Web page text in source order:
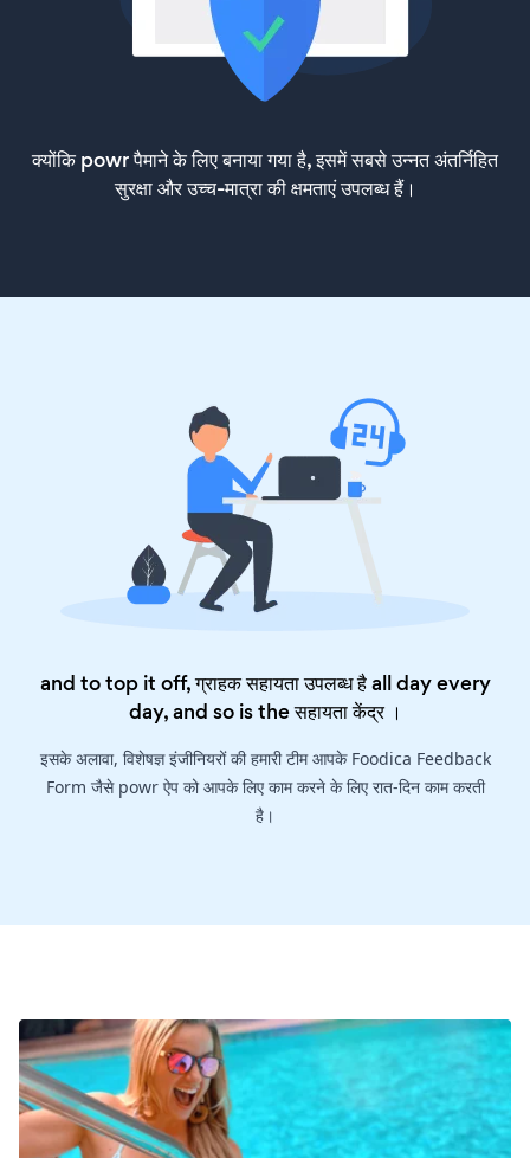
क्योंकि powr पैमाने के लिए बनाया गया है, इसमें सबसे उन्नत अंतर्निहित
सुरक्षा और उच्च-मात्रा की क्षमताएं उपलब्ध हैं।
and to top it off, ग्राहक सहायता उपलब्ध है all day every
day, and so is theसहायता केंद्र।
इसके अलावा, विशेषज्ञ इंजीनियरों की हमारी टीम आपके Foodica Feedback
Form जैसे powr ऐप को आपके लिए काम करने के लिए रात-दिन काम करती
है।